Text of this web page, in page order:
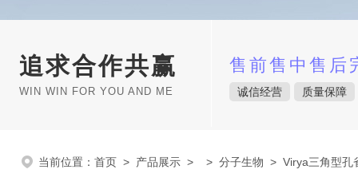
追求合作共赢
WIN WIN FOR YOU AND ME
售前售中售后
诚信经营 质量保障
当前位置： 首页 > 产品展示 > > 分子生物 > Virya三角型孔